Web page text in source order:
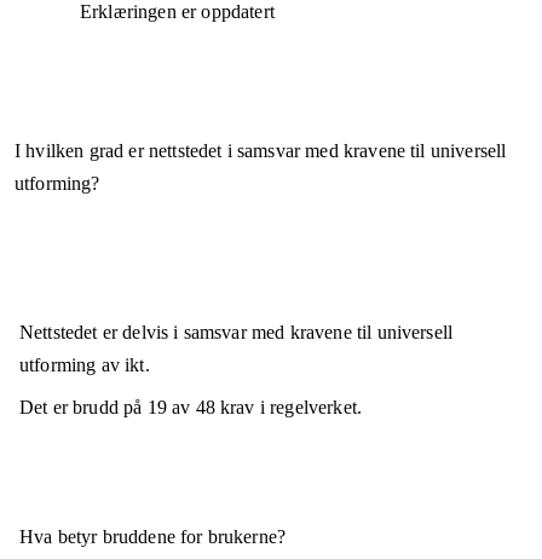
Erklæringen er oppdatert
I hvilken grad er nettstedet i samsvar med kravene til universell
utforming?
Nettstedet erdelvis i samsvarmed kravene til universell
utforming av ikt.
Det er brudd på 19av 48krav i regelverket.
Hva betyr bruddene for brukerne?